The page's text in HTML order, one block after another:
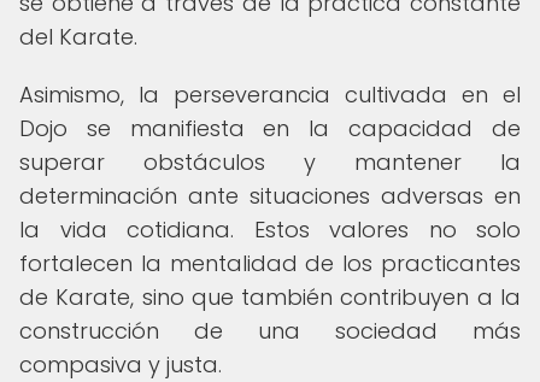
del Karate.
Asimismo, la perseverancia cultivada en el
Dojo se manifiesta en la capacidad de
superar obstáculos y mantener la
determinación ante situaciones adversas en
la vida cotidiana. Estos valores no solo
fortalecen la mentalidad de los practicantes
de Karate, sino que también contribuyen a la
construcción de una sociedad más
compasiva y justa.